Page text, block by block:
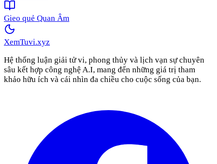
Gieo quẻ Quan Âm
XemTuvi.xyz
Hệ thống luận giải tử vi, phong thủy và lịch vạn sự chuyên
sâu kết hợp công nghệ A.I, mang đến những giá trị tham
khảo hữu ích và cái nhìn đa chiều cho cuộc sống của bạn.